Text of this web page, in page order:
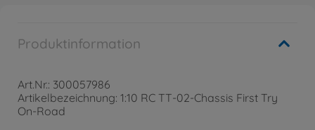
Produktinformation
Art.Nr.: 300057986
Artikelbezeichnung: 1:10 RC TT-02-Chassis First Try
On-Road